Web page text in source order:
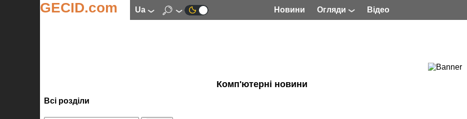
GECID.com ua Новини Огляди Відео
Комп'ютерні новини
Всі розділи